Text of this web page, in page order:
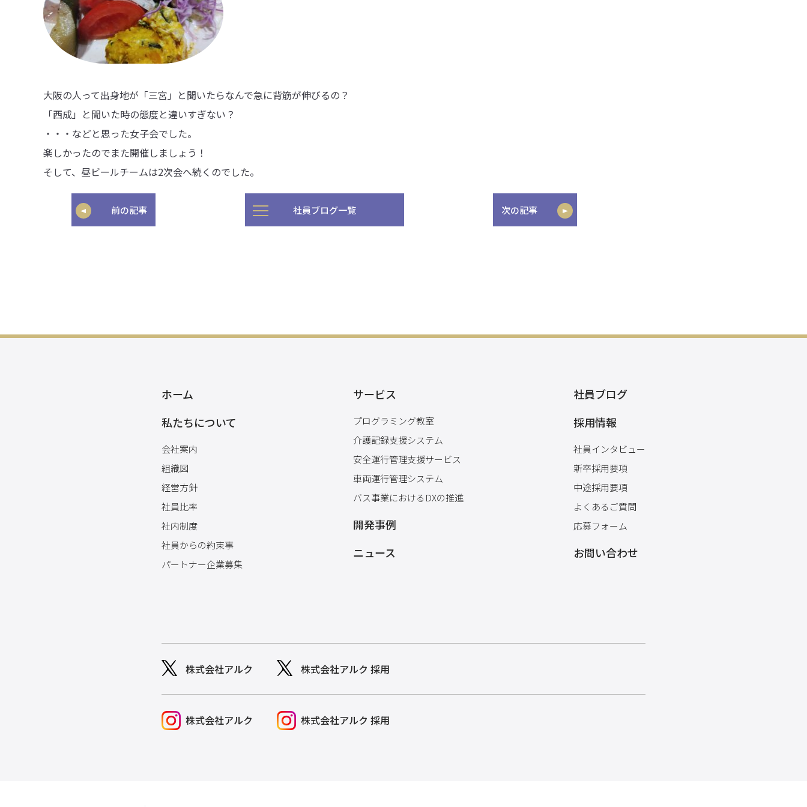
大阪の人って出身地が「三宮」と聞いたらなんで急に背筋が伸びるの？
「西成」と聞いた時の態度と違いすぎない？
・・・などと思った女子会でした。
楽しかったのでまた開催しましょう！
そして、昼ビールチームは2次会へ続くのでした。
前の記事 社員ブログ一覧 次の記事
ホーム
私たちについて
会社案内
組織図
経営方針
社員比率
社内制度
社員からの約束事
パートナー企業募集
サービス
プログラミング教室
介護記録支援システム
安全運行管理支援サービス
車両運行管理システム
バス事業におけるDXの推進
開発事例
ニュース
社員ブログ
採用情報
社員インタビュー
新卒採用要項
中途採用要項
よくあるご質問
応募フォーム
お問い合わせ
株式会社アルク 株式会社アルク 採用
株式会社アルク 株式会社アルク 採用